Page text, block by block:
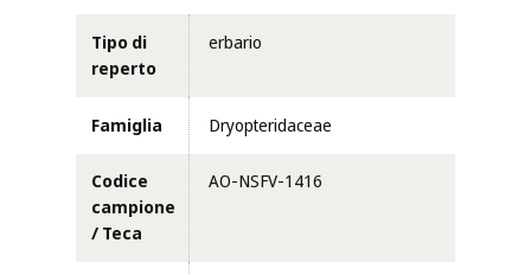
Tipo di
reperto
erbario
Famiglia Dryopteridaceae
Codice
campione
/ Teca
AO-NSFV-1416